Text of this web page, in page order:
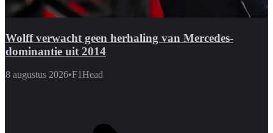
Wolff verwacht geen herhaling van Mercedes-
dominantie uit 2014
8 augustus 2026•F1Head